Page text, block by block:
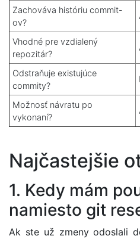
Zachováva históriu commit-
ov?
Vhodné pre vzdialený
repozitár?
Odstraňuje existujúce
commity?
Možnosť návratu po
vykonaní?
Najčastejšie
1. Kedy mám
namiesto git
Ak ste už zmeny odoslali